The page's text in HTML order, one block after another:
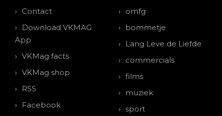
Contact
Download VKMAG
App
VKMag facts
VKMag shop
RSS
Facebook
omfg
bommetje
Lang Leve de Liefde
commercials
films
muziek
sport